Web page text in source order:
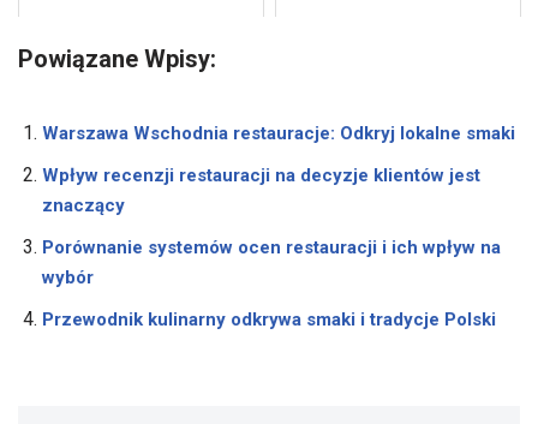
Powiązane Wpisy:
Warszawa Wschodnia restauracje: Odkryj lokalne smaki
Wpływ recenzji restauracji na decyzje klientów jest
znaczący
Porównanie systemów ocen restauracji i ich wpływ na
wybór
Przewodnik kulinarny odkrywa smaki i tradycje Polski